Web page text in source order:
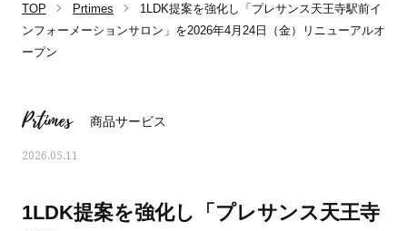
TOP Prtimes
1LDK提案を強化し「プレサンス天王寺駅前イ
ンフォーメーションサロン」を2026年4月24日（金）リニューアルオ
ープン
Prtimes 商品サービス
2026.05.11
1LDK提案を強化し「プレサンス天王寺